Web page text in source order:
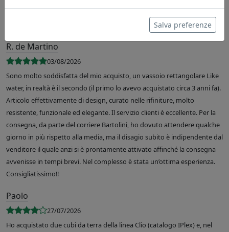
R. de Martino
03/08/2026
Sono molto soddisfatta del mio acquisto, un vassoio rettangolare Like
water, in realtà è il secondo (il primo lo avevo acquistato circa 3 anni fa).
Articolo effettivamente di design, curato nelle rifiniture, molto
resistente, funzionale ed elegante. Il servizio clienti è eccellente. Per la
consegna, da parte del corriere Bartolini, ho dovuto attendere qualche
giorno in più rispetto alla media, ma il disagio subito è indipendente dal
venditore il quale anzi si è prontamente attivato affinché la consegna
avvenisse in tempi brevi. Nel complesso è stata un’ottima esperienza.
Consigliatissimo!!
Paolo
27/07/2026
Ho acquistato due cubi da terra della linea Clio (catalogo IPlex) e, nel
Salva preferenze